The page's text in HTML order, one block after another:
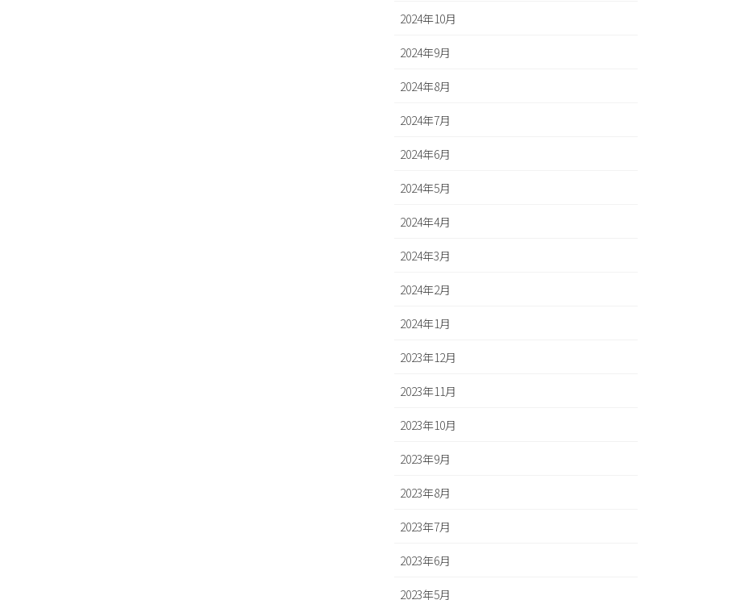
2024年10月
2024年9月
2024年8月
2024年7月
2024年6月
2024年5月
2024年4月
2024年3月
2024年2月
2024年1月
2023年12月
2023年11月
2023年10月
2023年9月
2023年8月
2023年7月
2023年6月
2023年5月